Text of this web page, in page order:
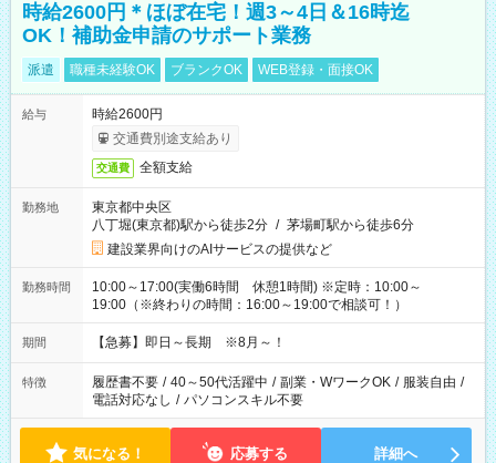
時給2600円＊ほぼ在宅！週3～4日＆16時迄
OK！補助金申請のサポート業務
派遣 職種未経験OK ブランクOK WEB登録・面接OK
給与
時給2600円
交通費別途支給あり
交通費 全額支給
勤務地
東京都中央区
八丁堀(東京都)駅から徒歩2分 / 茅場町駅から徒歩6分
建設業界向けのAIサービスの提供など
勤務時間
10:00～17:00(実働6時間 休憩1時間) ※定時：10:00～
19:00（※終わりの時間：16:00～19:00で相談可！）
期間 【急募】即日～長期 ※8月～！
特徴 履歴書不要 / 40～50代活躍中 / 副業・WワークOK / 服装自由 /
電話対応なし / パソコンスキル不要
気になる！ 応募する 詳細へ